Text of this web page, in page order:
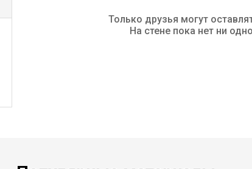
Только друзья могут
На стене пока нет ни